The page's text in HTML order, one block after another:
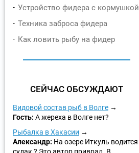
Устройство фидера с кормушкой
Техника заброса фидера
Как ловить рыбу на фидер
СЕЙЧАС ОБСУЖДАЮТ
Видовой состав рыб в Волге
Гость: А жереха в Волге нет?
Рыбалка в Хакасии
Александр: На озере Иткуль водится